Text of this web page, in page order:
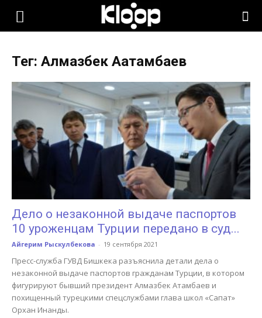
KLOOP.KG
Новости
Кыргызстана
Тег: Алмазбек Аатамбаев
Дело о незаконной выдаче паспортов
10 уроженцам Турции передано в суд...
Айгерим Рыскулбекова - 19 сентября 2021
Пресс-служба ГУВД Бишкека разъяснила детали дела о
незаконной выдаче паспортов гражданам Турции, в котором
фигурируют бывший президент Алмазбек Атамбаев и
похищенный турецкими спецслужбами глава школ «Сапат»
Орхан Инанды.